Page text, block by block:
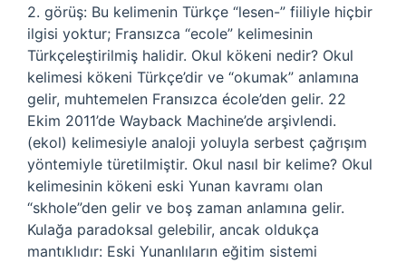
2. görüş: Bu kelimenin Türkçe “lesen-” fiiliyle hiçbir
ilgisi yoktur; Fransızca “ecole” kelimesinin
Türkçeleştirilmiş halidir. Okul kökeni nedir? Okul
kelimesi kökeni Türkçe’dir ve “okumak” anlamına
gelir, muhtemelen Fransızca école’den gelir. 22
Ekim 2011’de Wayback Machine’de arşivlendi.
(ekol) kelimesiyle analoji yoluyla serbest çağrışım
yöntemiyle türetilmiştir. Okul nasıl bir kelime? Okul
kelimesinin kökeni eski Yunan kavramı olan
“skhole”den gelir ve boş zaman anlamına gelir.
Kulağa paradoksal gelebilir, ancak oldukça
mantıklıdır: Eski Yunanlıların eğitim sistemi